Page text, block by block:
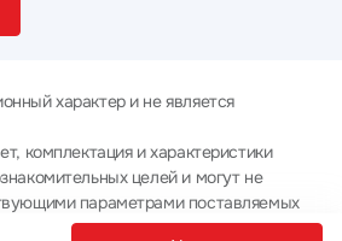
характер и не является
комплектация и характеристики
целей и могут не
параметрами поставляемых
у менеджера при